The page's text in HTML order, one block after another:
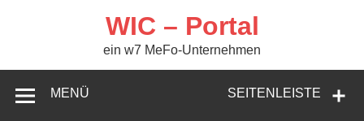
WIC – Portal
ein w7 MeFo-Unternehmen
SEITENLEISTE
MENÜ